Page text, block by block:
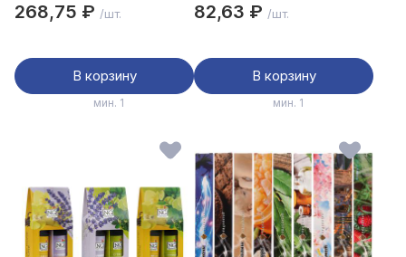
268,75 ₽ /шт.
В корзину
мин. 1
pear&fresia, blackcode,
82,63 ₽ /шт.
В корзину
мин. 1